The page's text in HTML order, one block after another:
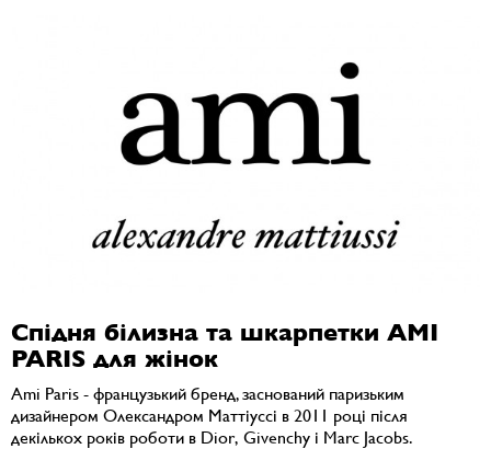
Спідня білизна та шкарпетки AMI
PARIS для жінок
Ami Paris - французький бренд, заснований паризьким
дизайнером Олександром Маттіуссі в 2011 році після
декількох років роботи в Dior, Givenchy і Marc Jacobs.